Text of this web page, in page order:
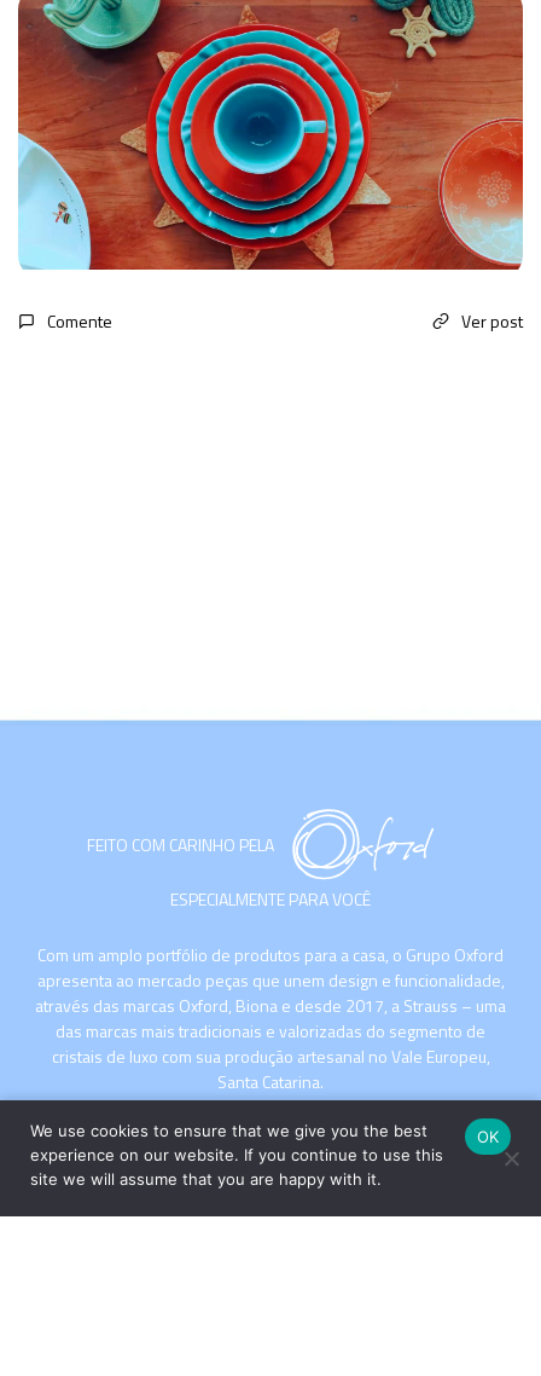
Comente Ver post
FEITO COM CARINHO PELA
ESPECIALMENTE PARA VOCÊ
Com um amplo portfólio de produtos para a casa, o Grupo Oxford
apresenta ao mercado peças que unem design e funcionalidade,
através das marcas Oxford, Biona e desde 2017, a Strauss – uma
das marcas mais tradicionais e valorizadas do segmento de
cristais de luxo com sua produção artesanal no Vale Europeu,
Santa Catarina.
We use cookies to ensure that we give you the best
experience on our website. If you continue to use this
site we will assume that you are happy with it.
OK